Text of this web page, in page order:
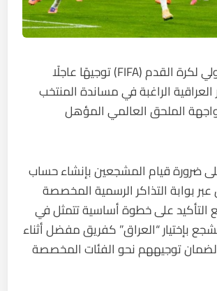
أصدر الإتحاد الدولي لكرة القدم (FIFA) توجيهًا عاجلًا
الراغبة في مساندة المنتخب
الملحق العالمي المؤهل
ضرورة قيام المشجعين بإنشاء حساب
بوابة التذاكر الرسمية المخصصة
التأكيد على خطوة أساسية تتمثل في
بإختيار “العراق” كفريق مفضل أثناء
توجيههم نحو الفئات المخصصة